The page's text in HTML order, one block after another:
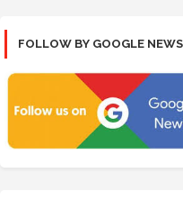
FOLLOW BY GOOGLE NEWS